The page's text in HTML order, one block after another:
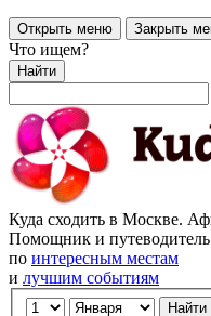
Открыть меню Закрыть
Что ищем?
Найти
Куда сходить в Москве.
Помощник и путеводитель
по интересным местам
и лучшим событиям